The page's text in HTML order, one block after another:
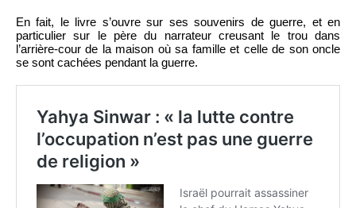
En fait, le livre s’ouvre sur ses souvenirs de guerre, et en
particulier sur le père du narrateur creusant le trou dans
l’arrière-cour de la maison où sa famille et celle de son oncle
se sont cachées pendant la guerre.